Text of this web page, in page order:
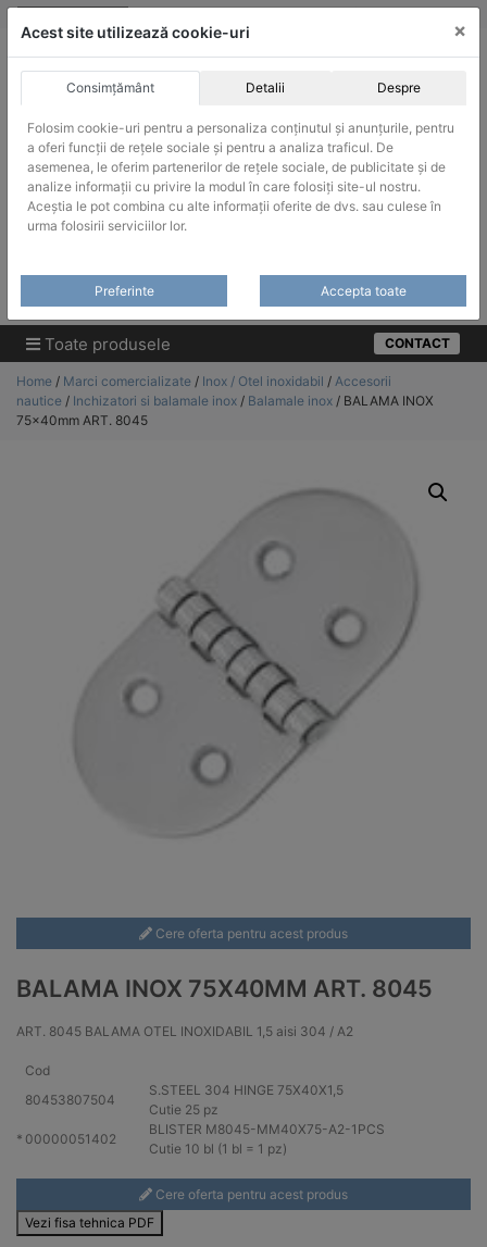
Skip
ACHIZITII PUBLICE
Produsele pot fi achizitionate si in sistemul SEAP / SICAP
Products
Toate produsele CONTACT
Home / Marci comercializate / Inox / Otel inoxidabil / Accesorii
nautice / Inchizatori si balamale inox / Balamale inox / BALAMA INOX
75x40mm ART. 8045
Cere oferta pentru acest produs
BALAMA INOX 75X40MM ART. 8045
ART. 8045 BALAMA OTEL INOXIDABIL 1,5 aisi 304 / A2
Cod
80453807504
S.STEEL 304 HINGE 75X40X1,5
Cutie 25 pz
* 00000051402
BLISTER M8045-MM40X75-A2-1PCS
Cutie 10 bl (1 bl = 1 pz)
Cere oferta pentru acest produs
Vezi fisa tehnica PDF
Acest site utilizează cookie-uri ×
Consimțământ Detalii Despre
Folosim cookie-uri pentru a personaliza conținutul și anunțurile, pentru
a oferi funcții de rețele sociale și pentru a analiza traficul. De
asemenea, le oferim partenerilor de rețele sociale, de publicitate și de
analize informații cu privire la modul în care folosiți site-ul nostru.
Aceștia le pot combina cu alte informații oferite de dvs. sau culese în
urma folosirii serviciilor lor.
Preferinte Accepta toate